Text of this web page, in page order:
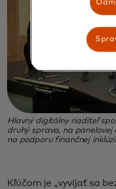
Hlavný digitálny riaditeľ
druhý sprava, na panelovej
na podporu finančnej
Kľúčom je „vyvíjať sa